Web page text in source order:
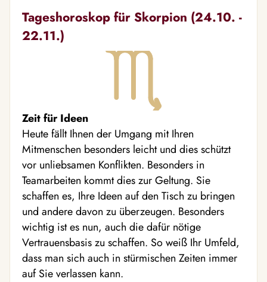
Tageshoroskop für Skorpion (24.10. -
22.11.)
Zeit für Ideen
Heute fällt Ihnen der Umgang mit Ihren
Mitmenschen besonders leicht und dies schützt
vor unliebsamen Konflikten. Besonders in
Teamarbeiten kommt dies zur Geltung. Sie
schaffen es, Ihre Ideen auf den Tisch zu bringen
und andere davon zu überzeugen. Besonders
wichtig ist es nun, auch die dafür nötige
Vertrauensbasis zu schaffen. So weiß Ihr Umfeld,
dass man sich auch in stürmischen Zeiten immer
auf Sie verlassen kann.